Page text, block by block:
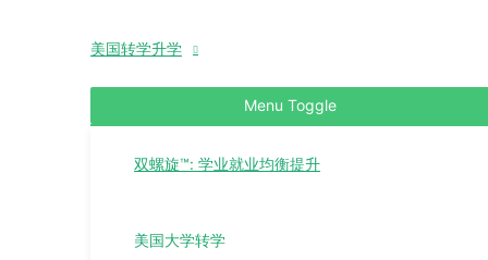
美国转学升学
Menu Toggle
双螺旋™: 学业就业均衡提升
美国大学转学